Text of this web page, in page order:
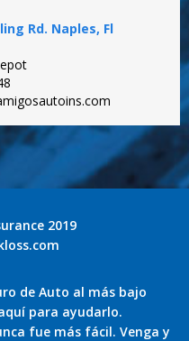
Rd. Naples, Fl
2019
de Auto al más bajo
para ayudarlo.
fue más fácil. Venga y